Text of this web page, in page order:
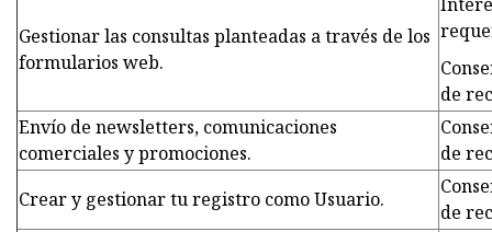
Gestionar las consultas planteadas a través de los
formularios web.
de
Envío de newsletters, comunicaciones
comerciales y promociones.
de
Crear y gestionar tu registro como Usuario.
de